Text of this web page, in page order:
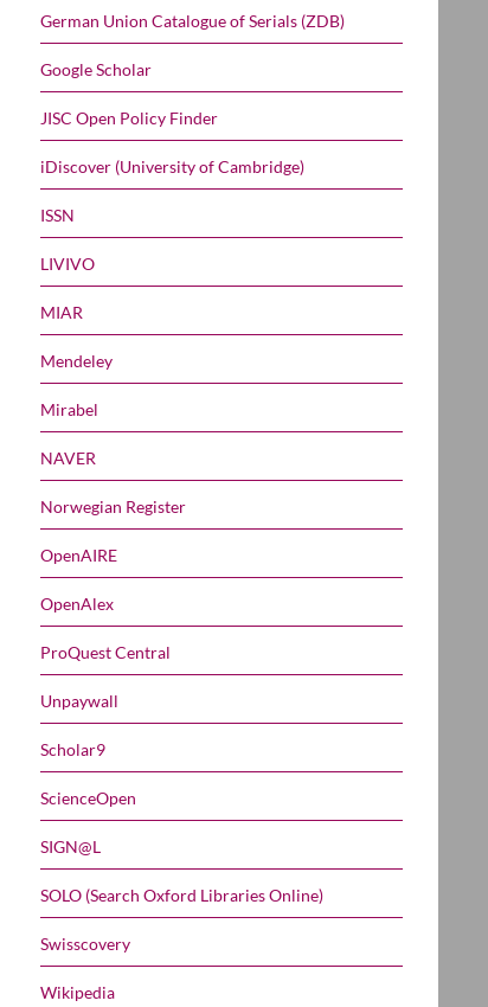
German Union Catalogue of Serials (ZDB)
Google Scholar
JISC Open Policy Finder
iDiscover (University of Cambridge)
ISSN
LIVIVO
MIAR
Mendeley
Mirabel
NAVER
Norwegian Register
OpenAIRE
OpenAlex
ProQuest Central
Unpaywall
Scholar9
ScienceOpen
SIGN@L
SOLO (Search Oxford Libraries Online)
Swisscovery
Wikipedia